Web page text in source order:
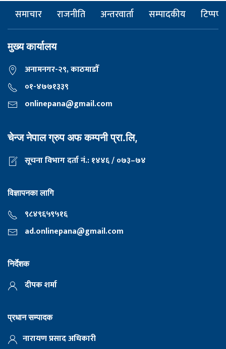
समाचार राजनीति अन्तरवार्ता सम्पादकीय टिप्पणी
मुख्य कार्यालय
अनामनगर-२९, काठमाडाैँ
०१-४७७१३३९
onlinepana@gmail.com
चेन्ज नेपाल ग्रुप अफ कम्पनी प्रा.लि,
सूचना विभाग दर्ता नं.: १४४६ / ०७३–७४
विज्ञापनका लागि
९८४९६५९५१६
ad.onlinepana@gmail.com
निर्देशक
दीपक शर्मा
प्रधान सम्पादक
नारायण प्रसाद अधिकारी